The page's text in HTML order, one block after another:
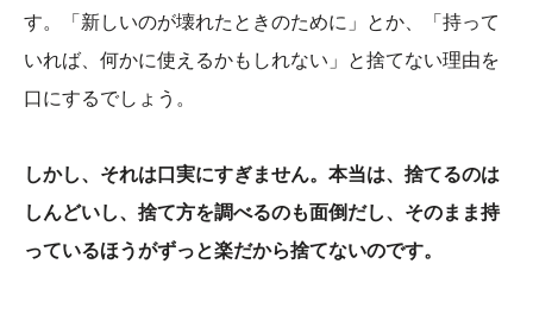
す。「新しいのが壊れたときのために」とか、「持って
いれば、何かに使えるかもしれない」と捨てない理由を
口にするでしょう。
しかし、それは口実にすぎません。本当は、捨てるのは
しんどいし、捨て方を調べるのも面倒だし、そのまま持
っているほうがずっと楽だから捨てないのです。